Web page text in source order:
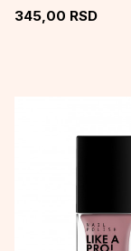
345,00 RSD